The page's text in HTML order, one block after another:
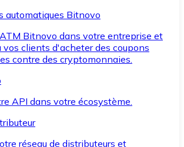
automatiques Bitnovo
Bitnovo dans votre entreprise et
vos clients d'acheter des coupons
contre des cryptomonnaies.
API dans votre écosystème.
réseau de distributeurs et